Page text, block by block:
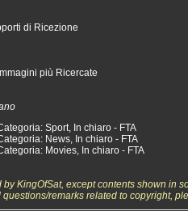
di Ricezione
più Ricercate
Sport, In chiaro - FTA
News, In chiaro - FTA
Movies, In chiaro - FTA
KingOfSat, except contents shown
remarks related to copyright,